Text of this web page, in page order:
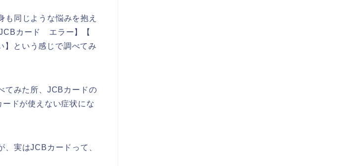
も同じような悩みを抱え
カード エラー】【
という感じで調べてみ
てみた所、JCBカードの
ドが使えない症状にな
実はJCBカードって、